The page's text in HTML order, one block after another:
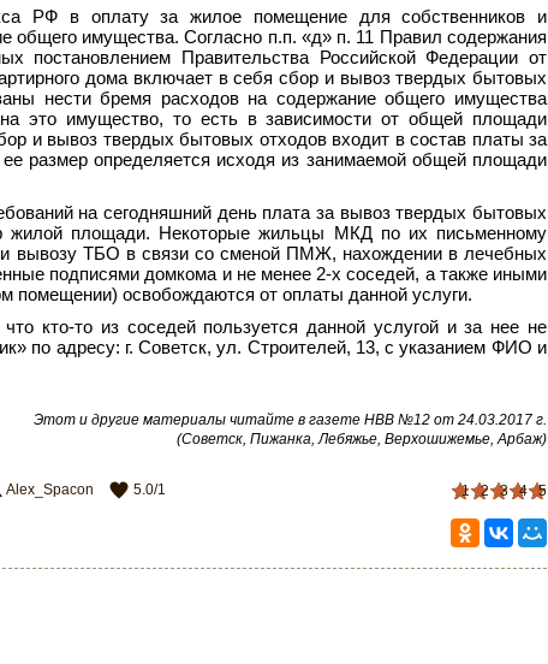
РФ в оплату за жилое помещение для собственников и
общего имущества. Согласно п.п. «д» п. 11 Правил содержания
постановлением Правительства Российской Федерации от
дома включает в себя сбор и вывоз твердых бытовых
нести бремя расходов на содержание общего имущества
это имущество, то есть в зависимости от общей площади
и вывоз твердых бытовых отходов входит в состав платы за
размер определяется исходя из занимаемой общей площади
на сегодняшний день плата за вывоз твердых бытовых
жилой площади. Некоторые жильцы МКД по их письменному
и вывозу ТБО в связи со сменой ПМЖ, нахождении в лечебных
подписями домкома и не менее 2-х соседей, а также иными
помещении) освобождаются от оплаты данной услуги.
кто-то из соседей пользуется данной услугой и за нее не
по адресу: г. Советск, ул. Строителей, 13, с указанием ФИО и
Этот и другие материалы читайте в газете НВВ №12 от 24.03.2017 г.
(Советск, Пижанка, Лебяжье, Верхошижемье, Арбаж)
1 2 3 4 5
Alex_Spacon 5.0/1